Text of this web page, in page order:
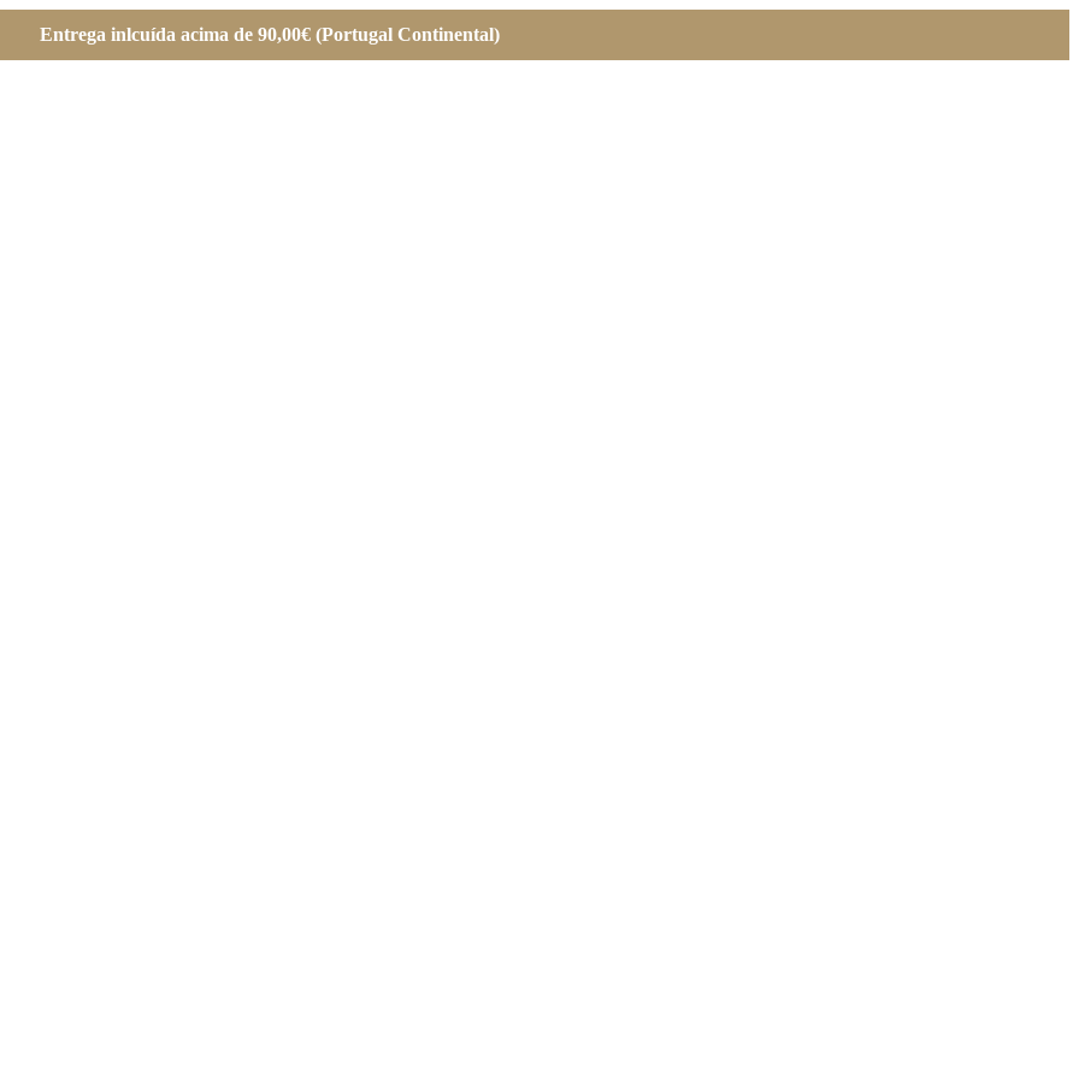
Entrega inlcuída acima de 90,00€ (Portugal Continental)